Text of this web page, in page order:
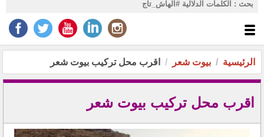
الرئيسية بيوت شعر اقرب محل تركيب بيوت شعر
اقرب محل تركيب بيوت شعر